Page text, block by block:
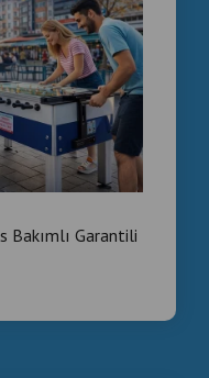
olması
bulunması
langırt masaları
olur.
İçin Uygundur?
Bakımlı Garantili